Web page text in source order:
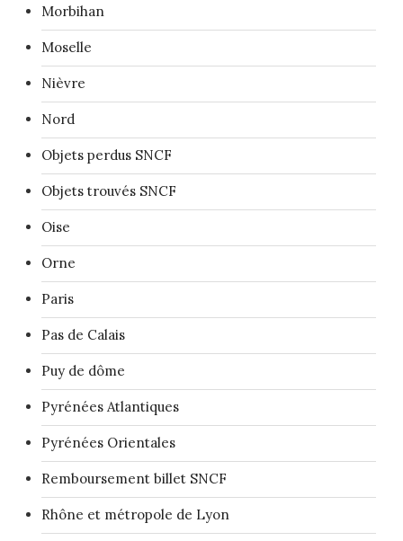
Morbihan
Moselle
Nièvre
Nord
Objets perdus SNCF
Objets trouvés SNCF
Oise
Orne
Paris
Pas de Calais
Puy de dôme
Pyrénées Atlantiques
Pyrénées Orientales
Remboursement billet SNCF
Rhône et métropole de Lyon